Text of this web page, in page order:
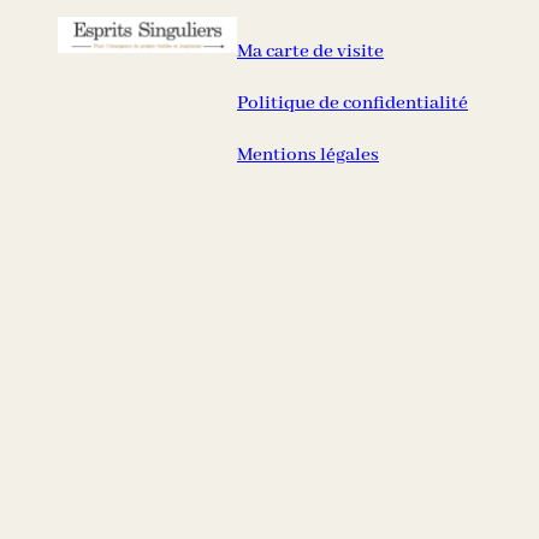
Ma carte de visite
Politique de confidentialité
Mentions légales